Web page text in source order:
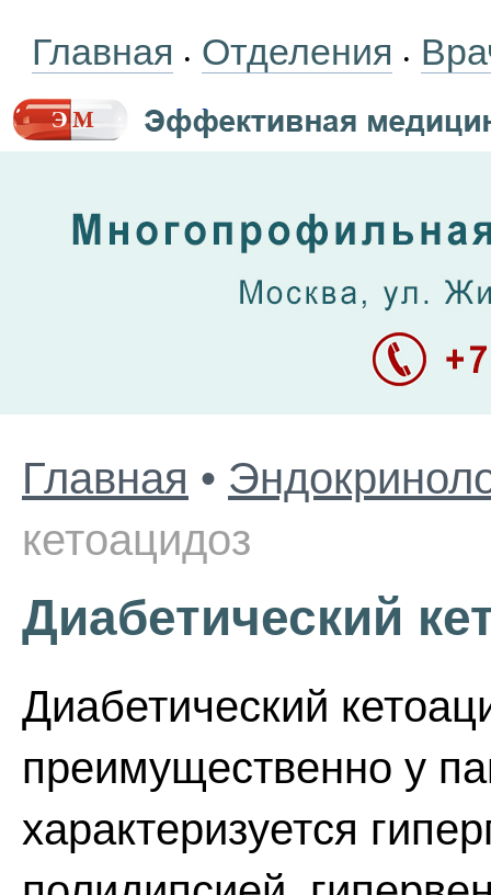
Главная • Отделения •
Главная •
кетоацидоз
Диабетический
Диабетический
преимущественно у
характеризуется